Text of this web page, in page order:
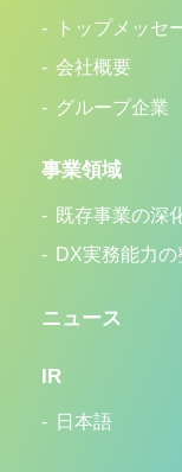
トップメッセ
会社概要
グループ企業
事業領域
既存事業の深
DX実務能力の
ニュース
IR
日本語